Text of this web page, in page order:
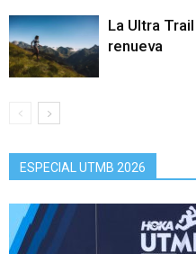
La Ultra
renueva
ESPECIAL UTMB 2026